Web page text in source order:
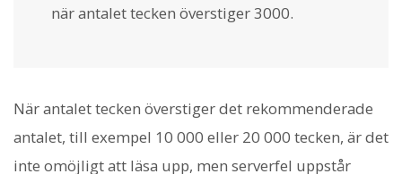
när antalet tecken överstiger 3000.
När antalet tecken överstiger det rekommenderade
antalet, till exempel 10 000 eller 20 000 tecken, är det
inte omöjligt att läsa upp, men serverfel uppstår